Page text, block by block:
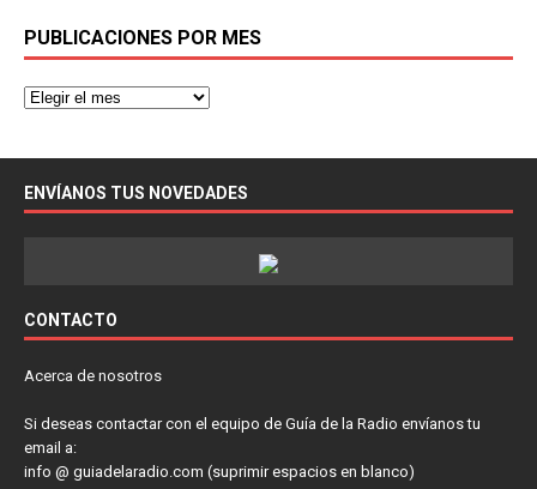
PUBLICACIONES POR MES
ENVÍANOS TUS NOVEDADES
CONTACTO
Acerca de nosotros
Si deseas contactar con el equipo de Guía de la Radio envíanos tu
email a:
info @ guiadelaradio.com (suprimir espacios en blanco)